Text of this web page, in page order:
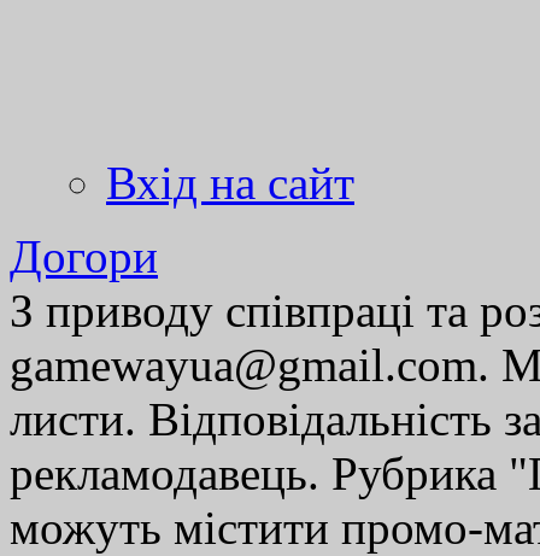
Вхід на сайт
Догори
З приводу співпраці та
gamewayua@gmail.com.
листи. Відповідальність
рекламодавець. Рубрика
можуть містити промо-